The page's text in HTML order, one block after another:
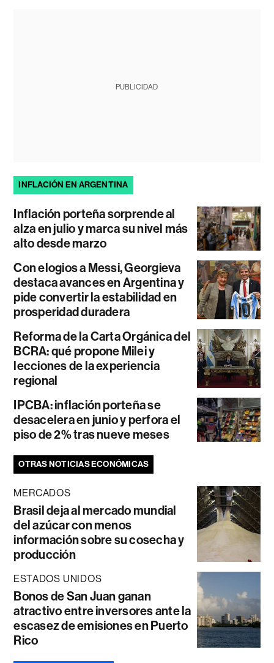
PUBLICIDAD
INFLACIÓN EN ARGENTINA
Inflación porteña sorprende al
alza en julio y marca su nivel más
alto desde marzo
Con elogios a Messi, Georgieva
destaca avances en Argentina y
pide convertir la estabilidad en
prosperidad duradera
Reforma de la Carta Orgánica del
BCRA: qué propone Milei y
lecciones de la experiencia
regional
IPCBA: inflación porteña se
desacelera en junio y perfora el
piso de 2% tras nueve meses
OTRAS NOTICIAS ECONÓMICAS
MERCADOS
Brasil deja al mercado mundial
del azúcar con menos
información sobre su cosecha y
producción
ESTADOS UNIDOS
Bonos de San Juan ganan
atractivo entre inversores ante la
escasez de emisiones en Puerto
Rico